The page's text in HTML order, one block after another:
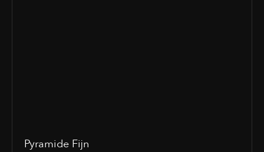
Pyramide Fijn